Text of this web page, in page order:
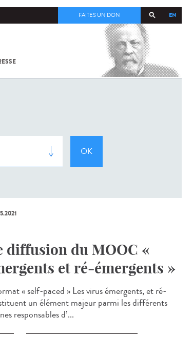
EN
FAITES UN DON
COV-2 /
diffusion du MOOC «
et ré-émergents »
« self-paced » Les virus émergents, et ré-
un élément majeur parmi les différents
responsables d’...